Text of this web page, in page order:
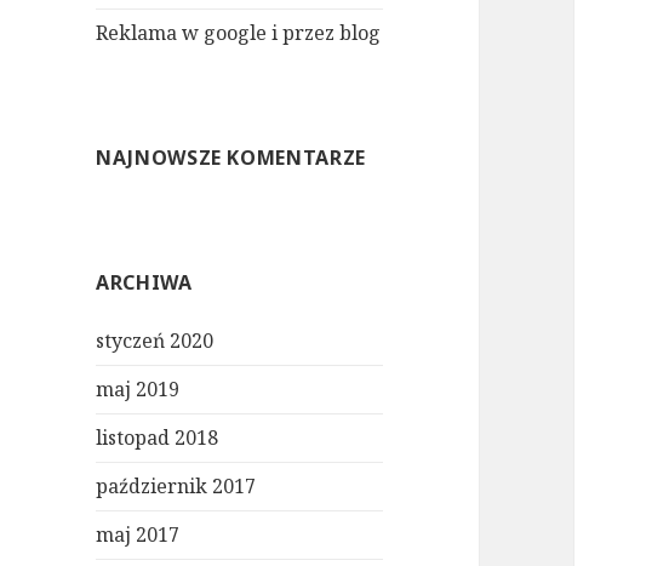
Reklama w google i przez blog
NAJNOWSZE KOMENTARZE
ARCHIWA
styczeń 2020
maj 2019
listopad 2018
październik 2017
maj 2017